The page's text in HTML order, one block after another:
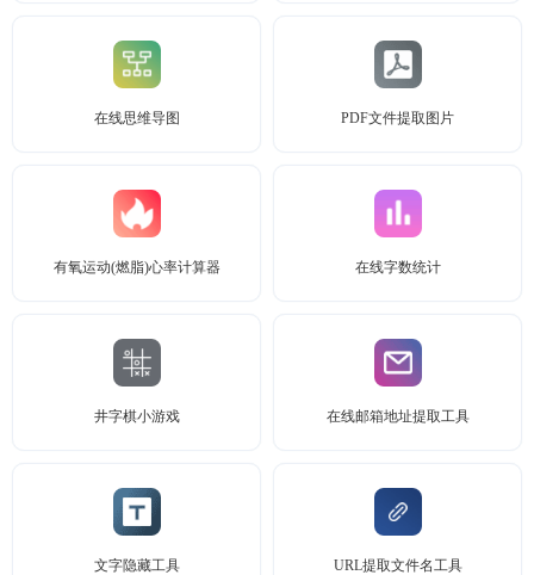
在线思维导图 PDF文件提取图片
有氧运动(燃脂)心率计算器 在线字数统计
井字棋小游戏 在线邮箱地址提取工具
文字隐藏工具 URL提取文件名工具